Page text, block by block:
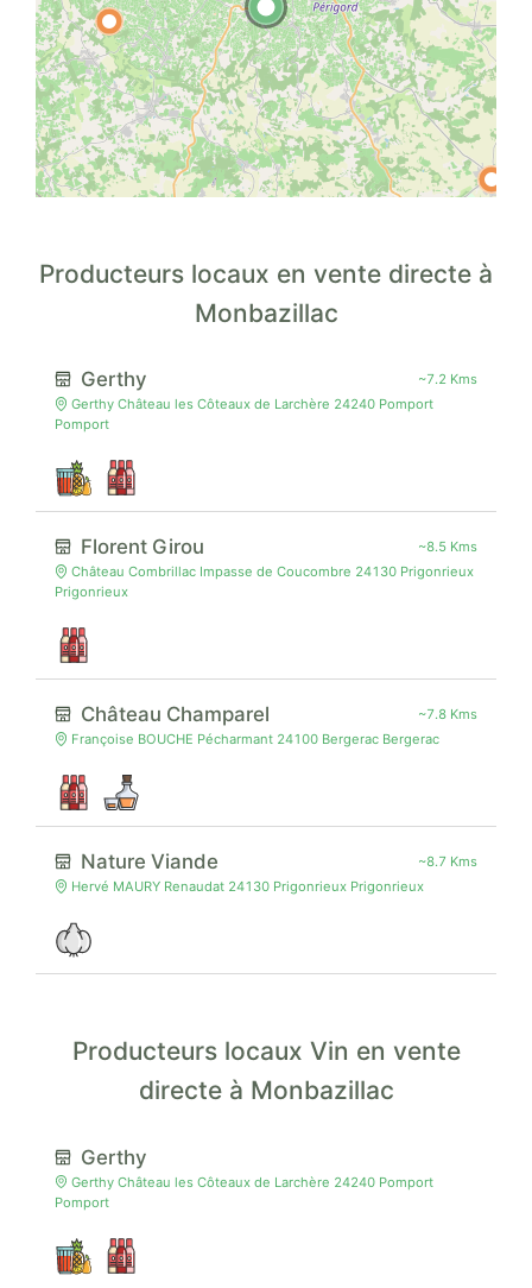
Producteurs locaux en vente directe à
Monbazillac
Gerthy
~7.2 Kms
Gerthy Château les Côteaux de Larchère 24240 Pomport
Pomport
Florent Girou
~8.5 Kms
Château Combrillac Impasse de Coucombre 24130 Prigonrieux
Prigonrieux
Château Champarel
~7.8 Kms
Françoise BOUCHE Pécharmant 24100 Bergerac Bergerac
Nature Viande
~8.7 Kms
Hervé MAURY Renaudat 24130 Prigonrieux Prigonrieux
Producteurs locaux Vin en vente
directe à Monbazillac
Gerthy
Gerthy Château les Côteaux de Larchère 24240 Pomport
Pomport